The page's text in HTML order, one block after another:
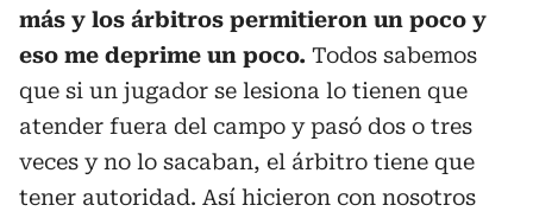
más y los árbitros permitieron un poco y
eso me deprime un poco. Todos sabemos
que si un jugador se lesiona lo tienen que
atender fuera del campo y pasó dos o tres
veces y no lo sacaban, el árbitro tiene que
tener autoridad. Así hicieron con nosotros